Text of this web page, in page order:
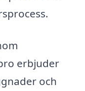
erbjuder
och